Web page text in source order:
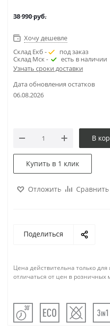
38 990руб.
Хочу дешевле
Склад Екб -
под заказ
Склад Мск -
есть в наличии
Узнать сроки доставки
Дата обновления остатков
06.08.2026
В
Купить в 1 клик
Отложить Сравнить
Поделиться
Цена действительна только
отличаться от цен в розничных